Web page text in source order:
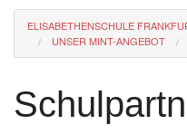
Eli-Portal
MINT-Angebot
Berufsorientierung
ELISABETHENSCHULE
UNSER MINT-ANGEBOT